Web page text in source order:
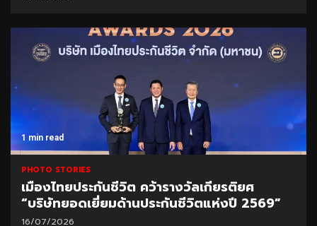
1 min read
PHOTO STORIES
เมืองไทยประกันชีวิต คว้ารางวัลเกียรติยศ
“บริษัทยอดเยี่ยมด้านประกันชีวิตแห่งปี 2569”
16/07/2026